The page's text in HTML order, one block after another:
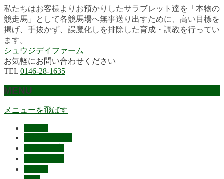
私たちはお客様よりお預かりしたサラブレット達を「本物の
競走馬」として各競馬場へ無事送り出すために、高い目標を
掲げ、手抜かず、誤魔化しを排除した育成・調教を行ってい
ます。
シュウジデイファーム
お気軽にお問い合わせください
TEL 0146-28-1635
MENU
メニューを飛ばす